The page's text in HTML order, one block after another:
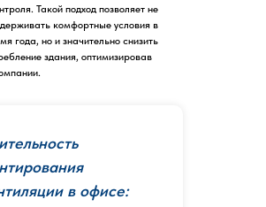
в офисе:
Такой подход позволяет не
комфортные условия в
года, но и значительно снизить
здания, оптимизировав